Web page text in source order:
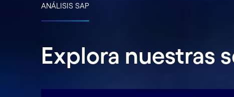
ANÁLISIS SAP
Explora nuestras